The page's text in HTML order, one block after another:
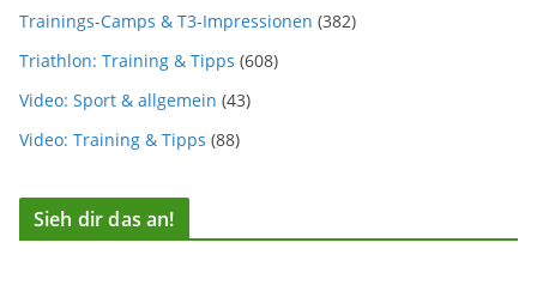
Trainings-Camps & T3-Impressionen (382)
Triathlon: Training & Tipps (608)
Video: Sport & allgemein (43)
Video: Training & Tipps (88)
Sieh dir das an!